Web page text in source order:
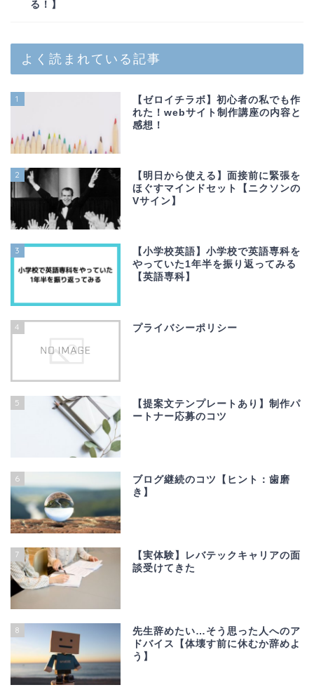
る！】
よく読まれている記事
1
【ゼロイチラボ】初心者の私でも作
れた！webサイト制作講座の内容と
感想！
2
【明日から使える】面接前に緊張を
ほぐすマインドセット【ニクソンの
Vサイン】
3
【小学校英語】小学校で英語専科を
やっていた1年半を振り返ってみる
【英語専科】
4 プライバシーポリシー
5
【提案文テンプレートあり】制作パ
ートナー応募のコツ
6
ブログ継続のコツ【ヒント：歯磨
き】
7
【実体験】レバテックキャリアの面
談受けてきた
8
先生辞めたい…そう思った人へのア
ドバイス【体壊す前に休むか辞めよ
う】